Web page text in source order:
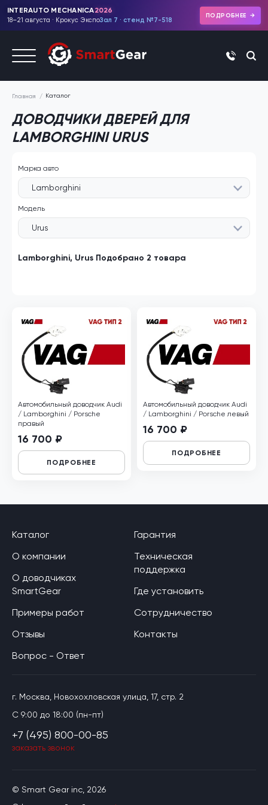
INTERAUTO MECHANICA2026
18–21 августа · Крокус ЭкспоЗал 7 · стенд №7-518
ПОДРОБНЕЕ
+7 (495)
Главная Каталог
ДОВОДЧИКИ ДВЕРЕЙ ДЛЯ
LAMBORGHINI URUS
Марка авто
Lamborghini
Модель
Urus
Lamborghini, Urus Подобрано 2 товара
Автомобильный доводчик Audi
/ Lamborghini / Porsche
правый
16 700 ₽
ПОДРОБНЕЕ
Автомобильный доводчик Audi
/ Lamborghini / Porsche левый
16 700 ₽
ПОДРОБНЕЕ
© Smart Gear inc, 2026
Каталог
О компании
О доводчиках
SmartGear
Примеры работ
Отзывы
Вопрос - Ответ
Гарантия
Техническая
поддержка
Где установить
Сотрудничество
Контакты
г. Москва, Новохохловская улица, 17, стр. 2
C 9:00 до 18:00 (пн-пт)
+7 (495) 800-00-85
заказать звонок